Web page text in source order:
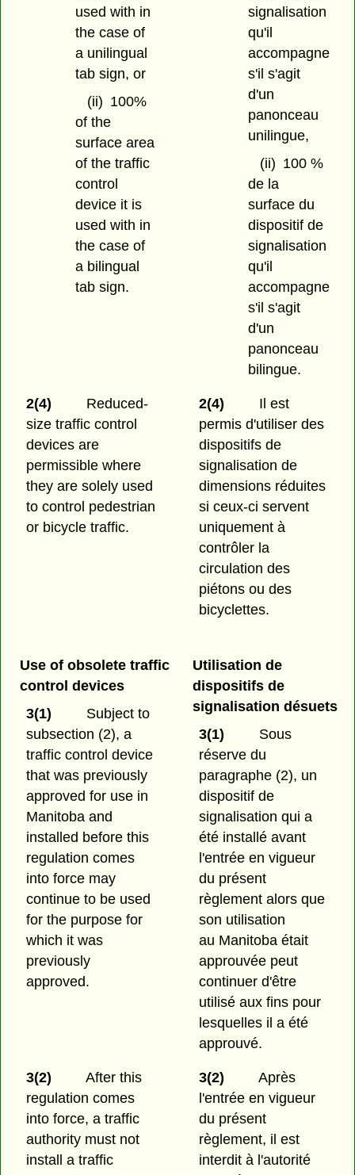
used with in
the case of
a unilingual
tab sign, or
(ii) 100%
of the
surface area
of the traffic
control
device it is
used with in
the case of
a bilingual
tab sign.
signalisation
qu'il
accompagne
s'il s'agit
d'un
panonceau
unilingue,
(ii) 100 %
de la
surface du
dispositif de
signalisation
qu'il
accompagne
s'il s'agit
d'un
panonceau
bilingue.
2(4)
Reduced-
size traffic control
devices are
permissible where
they are solely used
to control pedestrian
or bicycle traffic.
2(4)
Il est
permis d'utiliser des
dispositifs de
signalisation de
dimensions réduites
si ceux-ci servent
uniquement à
contrôler la
circulation des
piétons ou des
bicyclettes.
Use of obsolete traffic
control devices
3(1)
Subject to
subsection (2), a
traffic control device
that was previously
approved for use in
Manitoba and
installed before this
regulation comes
into force may
continue to be used
for the purpose for
which it was
previously
approved.
Utilisation de
dispositifs de
signalisation désuets
3(1)
Sous
réserve du
paragraphe (2), un
dispositif de
signalisation qui a
été installé avant
l'entrée en vigueur
du présent
règlement alors que
son utilisation
au Manitoba était
approuvée peut
continuer d'être
utilisé aux fins pour
lesquelles il a été
approuvé.
3(2)
After this
regulation comes
into force, a traffic
authority must not
install a traffic
3(2)
Après
l'entrée en vigueur
du présent
règlement, il est
interdit à l'autorité